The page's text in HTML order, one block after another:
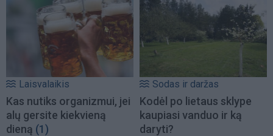
Laisvalaikis
Kas nutiks organizmui, jei
alų gersite kiekvieną
dieną (1)
Sodas ir daržas
Kodėl po lietaus sklype
kaupiasi vanduo ir ką
daryti?